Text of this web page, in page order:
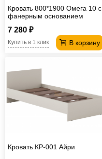
Кровать 800*1900 Омега 10 с
фанерным основанием
7 280 ₽
В корзину
Купить в 1 клик
Кровать КР-001 Айри